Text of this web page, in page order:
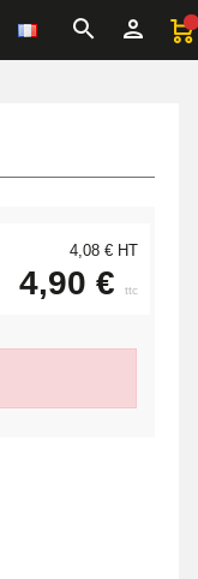
4,08 € HT
4,90 € ttc